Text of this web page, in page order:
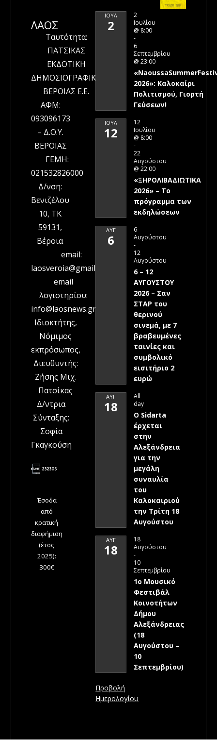
ΛΑΟΣ
Ταυτότητα:
ΠΑΤΣΙΚΑΣ
ΕΚΔΟΤΙΚΗ
ΔΗΜΟΣΙΟΓΡΑΦΙΚΗ
ΒΕΡΟΙΑΣ Ε.Ε.
ΑΦΜ:
093096173
– Δ.Ο.Υ.
ΒΕΡΟΙΑΣ
ΓΕΜΗ:
021532826000
Δ/νση:
Βενιζέλου
10, ΤΚ
59131,
Βέροια
email:
laosveroia@gmail.com
email
λογιστηρίου:
info@laosnews.gr
Ιδιοκτήτης,
Νόμιμος
εκπρόσωπος,
Διευθυντής:
Ζήσης Μιχ.
Πατσίκας
Δ/ντρια
Σύνταξης:
Σοφία
Γκαγκούση
Έσοδα
από
κρατική
διαφήμιση
(έτος
2025):
300€
ΙΟΎΛ
2
2
Ιουλίου
@ 8:00
-
6
Σεπτεμβρίου
@ 23:00
2026»: Καλοκαίρι
Πολιτισμού, Γιορτή
Γεύσεων!
ΙΟΎΛ
12
12
Ιουλίου
@ 8:00
-
22
Αυγούστου
@ 22:00
«ΞΗΡΟΛΙΒΑΔΙΩΤΙΚΑ
2026» – To
πρόγραμμα των
εκδηλώσεων
ΑΥΓ
6
6
Αυγούστου
-
12
Αυγούστου
6 – 12
ΑΥΓΟΥΣΤΟΥ
2026 – Σαν
ΣΤΑΡ του
θερινού
σινεμά, με 7
βραβευμένες
ταινίες και
συμβολικό
εισιτήριο 2
ευρώ
ΑΥΓ
18
All
day
Ο Sidarta
έρχεται
στην
Αλεξάνδρεια
για την
μεγάλη
συναυλία
του
Καλοκαιριού
την Τρίτη 18
Αυγούστου
ΑΥΓ
18
18
Αυγούστου
-
10
Σεπτεμβρίου
1ο Μουσικό
Φεστιβάλ
Κοινοτήτων
Δήμου
Αλεξάνδρειας
(18
Αυγούστου –
10
Σεπτεμβρίου)